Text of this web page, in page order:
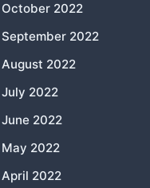
October 2022
September 2022
August 2022
July 2022
June 2022
May 2022
April 2022